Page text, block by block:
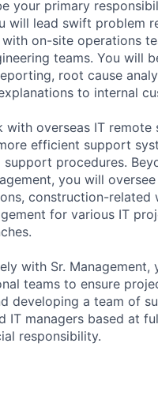
your primary
will lead swift problem
on-site operations
teams. You will
root cause
to internal
with overseas IT remote
efficient support
support procedures.
you will
construction-related
for various IT
with Sr. Management,
teams to ensure
developing a team of
IT managers based at
responsibility.